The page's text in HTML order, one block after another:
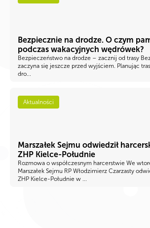
Bezpiecznie na drodze. O czym
podczas wakacyjnych wędrówek?
Bezpieczeństwo na drodze – zacznij od trasy
zaczyna się jeszcze przed wyjściem. Planując
dro...
Aktualności
Marszałek Sejmu odwiedził
ZHP Kielce-Południe
Rozmowa o współczesnym harcerstwie We
Marszałek Sejmu RP Włodzimierz Czarzasty
ZHP Kielce-Południe w ...